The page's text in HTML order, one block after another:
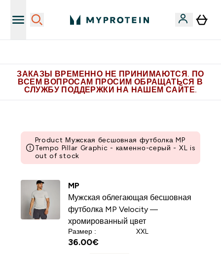
ЗАКАЗЫ ВРЕМЕННО НЕ ПРИНИМАЮТСЯ. ПО
ВСЕМ ВОПРОСАМ ПРОСИМ ОБРАЩАТЬСЯ В
СЛУЖБУ ПОДДЕРЖКИ НА НАШЕМ САЙТЕ.
Product Мужская бесшовная футболка MP
Tempo Pillar Graphic - каменно-серый - XL is
out of stock
MP
Мужская облегающая бесшовная
футболка MP Velocity ―
хромированный цвет
Размер : XXL
36.00€‎